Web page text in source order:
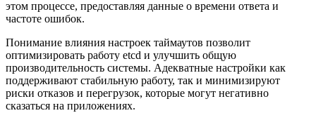
этом процессе, предоставляя данные о времени ответа и
частоте ошибок.
Понимание влияния настроек таймаутов позволит
оптимизировать работу etcd и улучшить общую
производительность системы. Адекватные настройки как
поддерживают стабильную работу, так и минимизируют
риски отказов и перегрузок, которые могут негативно
сказаться на приложениях.